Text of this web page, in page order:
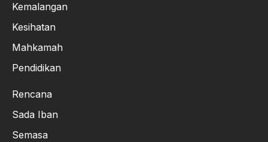
Kemalangan
Kesihatan
Mahkamah
Pendidikan
Rencana
Sada Iban
Semasa